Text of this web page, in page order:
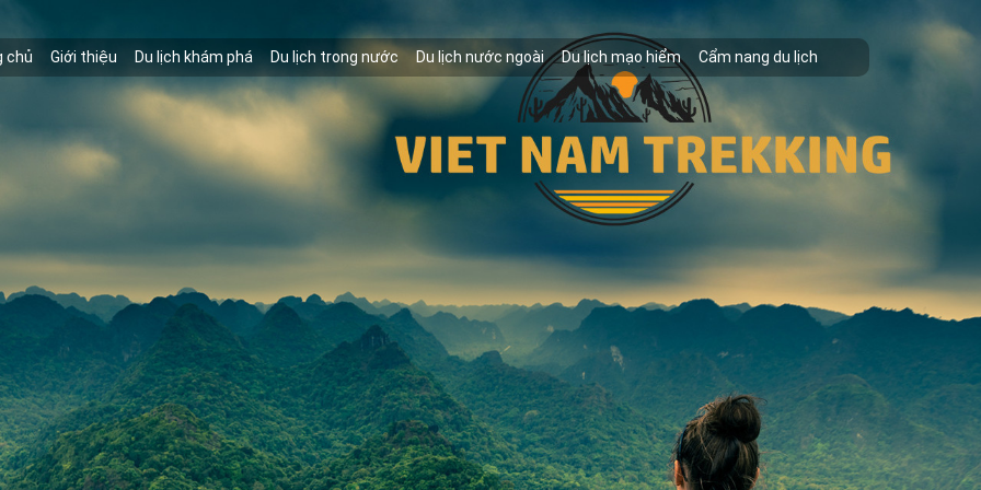
chủ Giới thiệu Du lịch khám phá Du lịch trong nước Du lịch nước ngoài Du lịch mạo hiểm Cẩm nang du lịch